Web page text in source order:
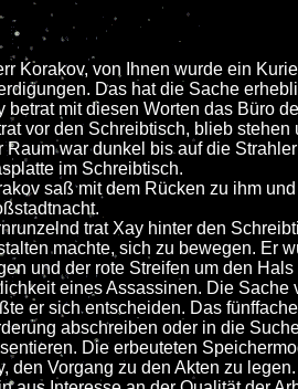
Korakov, von Ihnen wurde ein
Das hat die Sache
betrat mit diesen Worten das Büro
vor den Schreibtisch, blieb
Raum war dunkel bis auf die
im Schreibtisch.
saß mit dem Rücken zu ihm
trat Xay hinter den
machte, sich zu bewegen. Er
und der rote Streifen um den
eines Assassinen. Die
er sich entscheiden. Das
abschreiben oder in die
Die erbeuteten
den Vorgang zu den Akten zu legen.